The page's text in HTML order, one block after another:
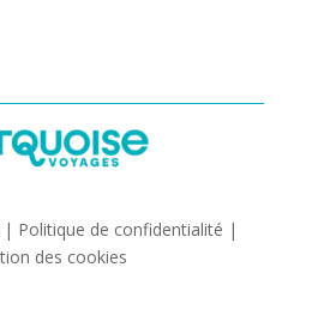
| Politique de confidentialité |
des cookies